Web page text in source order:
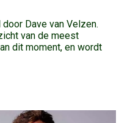
Dave van Velzen.
van de meest
dit moment, en wordt